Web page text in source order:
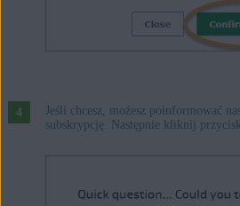
Jeśli chcesz, możesz poinformować
subskrypcję. Następnie kliknij przycisk